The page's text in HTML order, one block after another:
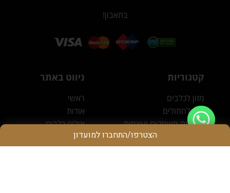
בתאבון!
קטגוריות
מזון לכלבים
מזון לחתולים
חטיפים משחקים ועצמות
אביזרים וציוד נלווה
מוצרי ניקיון וטיפוח
ניווט באתר
ראשי
אודות
אילוף כלבים
צור קשרהצטרפו/התחברו למועדון